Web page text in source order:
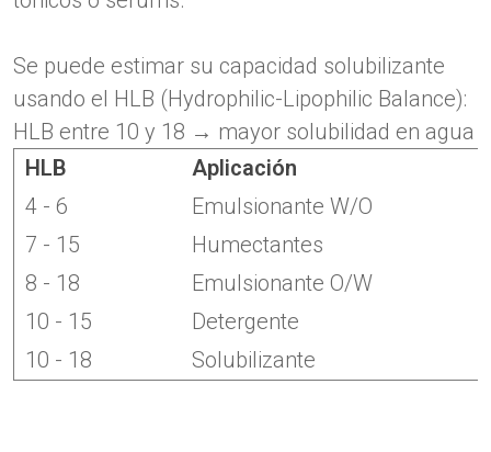
Se puede estimar su capacidad solubilizante
usando el HLB (Hydrophilic-Lipophilic Balance):
HLB entre 10 y 18 → mayor solubilidad en agua
HLB
Aplicación
4 - 6
Emulsionante W/O
7 - 15
Humectantes
8 - 18
Emulsionante O/W
10 - 15
Detergente
10 - 18
Solubilizante